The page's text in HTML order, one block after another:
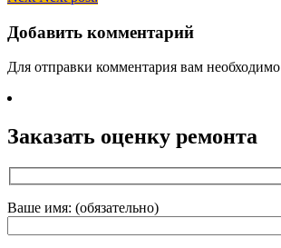
Добавить комментарий
Для отправки комментария вам необходимо
Заказать оценку ремонта
Ваше имя: (обязательно)